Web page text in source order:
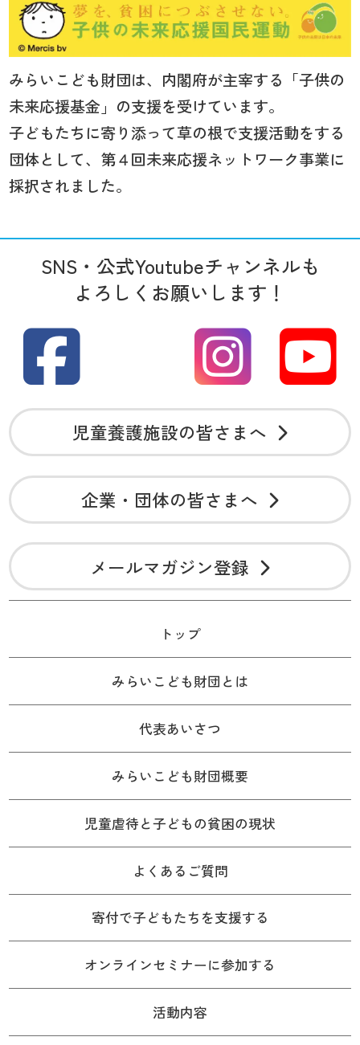
みらいこども財団は、内閣府が主宰する「子供の
未来応援基金」の支援を受けています。
子どもたちに寄り添って草の根で支援活動をする
団体として、第４回未来応援ネットワーク事業に
採択されました。
SNS・公式Youtubeチャンネルも
よろしくお願いします！
児童養護施設の皆さまへ
企業・団体の皆さまへ
メールマガジン登録
トップ
みらいこども財団とは
代表あいさつ
みらいこども財団概要
児童虐待と子どもの貧困の現状
よくあるご質問
寄付で子どもたちを支援する
オンラインセミナーに参加する
活動内容